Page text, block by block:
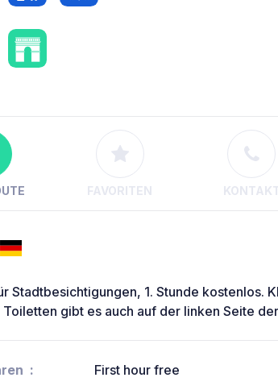
FAVORITEN
Stadtbesichtigungen, 1. Stunde kostenlos.
gibt es auch auf der linken Seite
First hour free